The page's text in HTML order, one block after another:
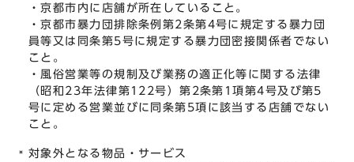
・京都市内に店舗が所在していること。
・京都市暴力団排除条例第2条第4号に規定する暴力団
員等又は同条第5号に規定する暴力団密接関係者でない
こと。
・風俗営業等の規制及び業務の適正化等に関する法律
（昭和23年法律第122号）第2条第1項第4号及び第5
号に定める営業並びに同条第5項に該当する店舗でない
こと。
対象外となる物品・サービス